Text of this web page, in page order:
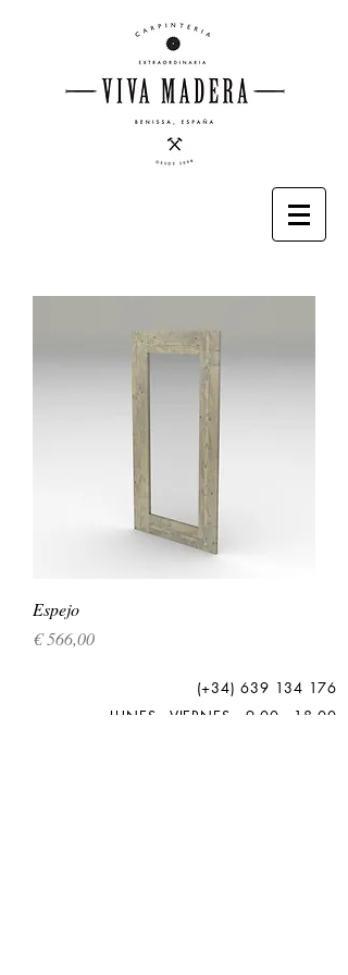
Espejo
Precio
€ 566,00
(+34)639 134 176
LUNES - VIERNES : 9:00 - 18:00